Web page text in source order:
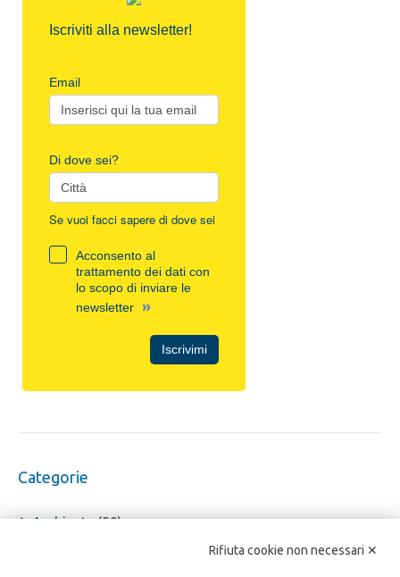
Iscriviti alla newsletter!
Email
Di dove sei?
Se vuoi facci sapere di dove sei
Acconsento al
trattamento dei dati con
lo scopo di inviare le
newsletter »
Iscrivimi
Categorie
Ambiente(59)
Rifiuta cookie non necessari ✕